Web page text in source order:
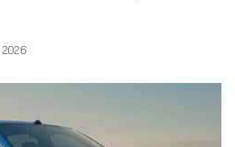
2026